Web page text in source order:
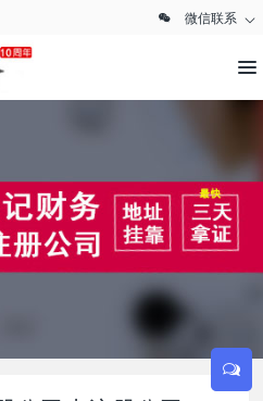
微信联系